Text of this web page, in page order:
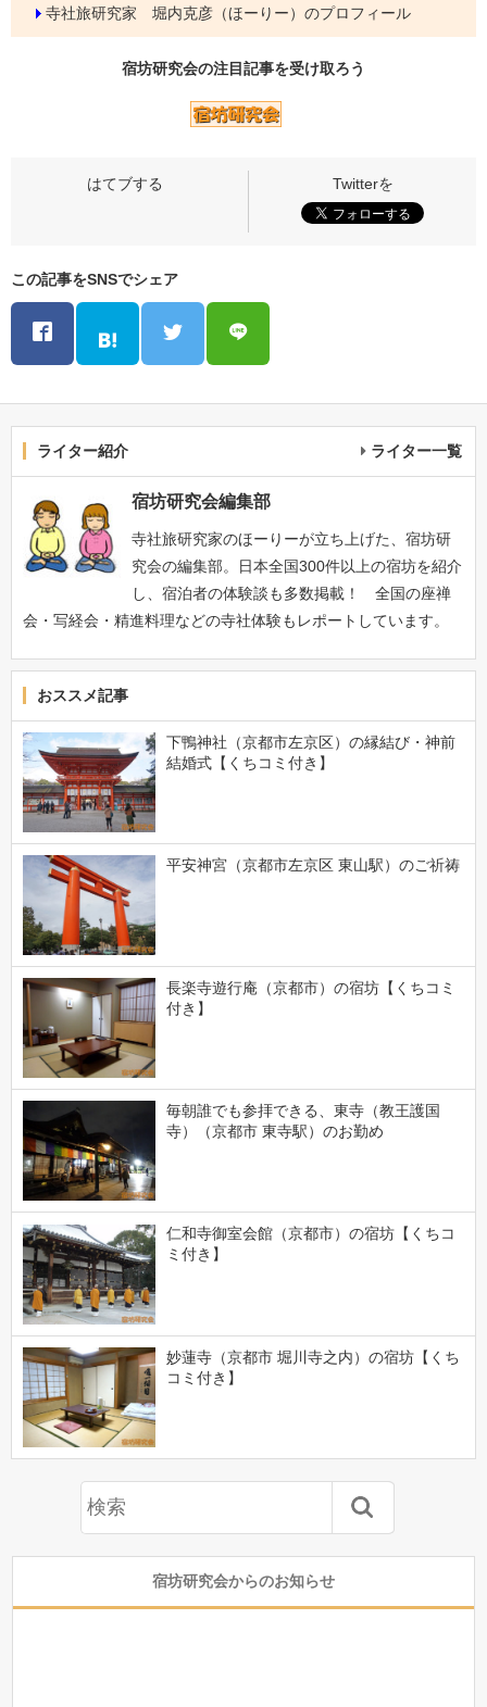
寺社旅研究家 堀内克彦（ほーりー）のプロフィール
宿坊研究会の注目記事を受け取ろう
この記事をSNSでシェア
ライター紹介 ライター一覧
宿坊研究会編集部
寺社旅研究家のほーりーが立ち上げた、宿坊研
究会の編集部。日本全国300件以上の宿坊を紹介
し、宿泊者の体験談も多数掲載！ 全国の座禅
会・写経会・精進料理などの寺社体験もレポートしています。
おススメ記事
下鴨神社（京都市左京区）の縁結び・神前
結婚式【くちコミ付き】
平安神宮（京都市左京区 東山駅）のご祈祷
長楽寺遊行庵（京都市）の宿坊【くちコミ
付き】
毎朝誰でも参拝できる、東寺（教王護国
寺）（京都市 東寺駅）のお勤め
仁和寺御室会館（京都市）の宿坊【くちコ
ミ付き】
妙蓮寺（京都市 堀川寺之内）の宿坊【くち
コミ付き】
宿坊研究会からのお知らせ